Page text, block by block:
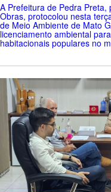
A Prefeitura de Pedra
Obras, protocolou nesta
de Meio Ambiente de Mato
licenciamento ambiental
habitacionais populares no